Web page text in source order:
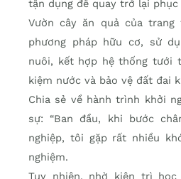
tận dụng để quay trở lại phục
Vườn cây ăn quả của
phương pháp hữu cơ, sử
nuôi, kết hợp hệ thống tưới
kiệm nước và bảo vệ đất đai
Chia sẻ về hành trình khởi
sự: “Ban đầu, khi bước
nghiệp, tôi gặp rất nhiều
nghiệm.
Tuy nhiên, nhờ kiên trì